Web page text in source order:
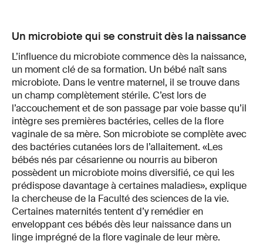
Un microbiote qui se construit dès la naissance
L’influence du microbiote commence dès la naissance,
un moment clé de sa formation. Un bébé naît sans
microbiote. Dans le ventre maternel, il se trouve dans
un champ complètement stérile. C’est lors de
l’accouchement et de son passage par voie basse qu’il
intègre ses premières bactéries, celles de la flore
vaginale de sa mère. Son microbiote se complète avec
des bactéries cutanées lors de l’allaitement. «Les
bébés nés par césarienne ou nourris au biberon
possèdent un microbiote moins diversifié, ce qui les
prédispose davantage à certaines maladies», explique
la chercheuse de la Faculté des sciences de la vie.
Certaines maternités tentent d’y remédier en
enveloppant ces bébés dès leur naissance dans un
linge imprégné de la flore vaginale de leur mère.